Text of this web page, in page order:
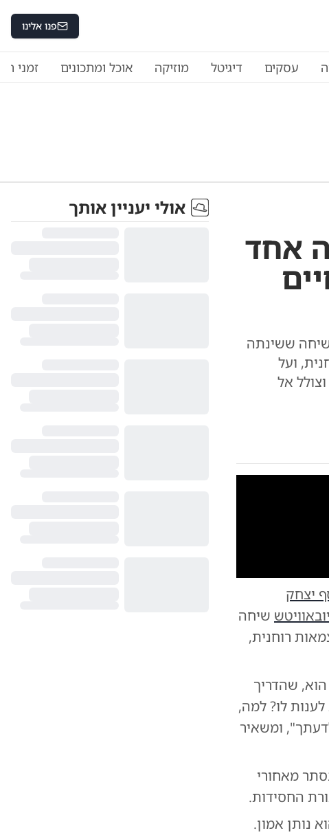
פנו אלינו
עסקים דיגיטל מוזיקה אוכל ומתכונים זמני
אחד
שיחה ששינתה
ועל
אל
צילום: ללא קרדיט
יצחק
שיחה
רוחנית,
שהדריך
לו? למה,
ומשאיר
מאחורי
החסידות.
נותן אמון.
אולי יעניין אותך